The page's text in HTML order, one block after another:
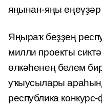
яңынан-яңы еңеүҙәр
Яңыраҡ беҙҙең
милли проекты
өлкәһенең белем
уҡыусылары
республика